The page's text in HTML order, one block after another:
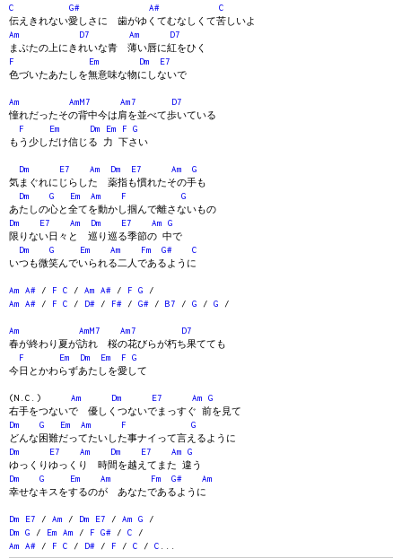
C
G# A#
C
伝えきれない愛しさに 歯がゆくてむなしくて苦しいよ
Am
D7 Am
D7
まぶたの上にきれいな青 薄い唇に紅をひく
F
Em Dm
E7
色づいたあたしを無意味な物にしないで
Am AmM7 Am7
D7
憧れだったその背中今は肩を並べて歩いている
F
Em Dm Em F
G
もう少しだけ信じる 力 下さい
Dm E7 Am Dm E7 Am
G
気まぐれにじらした 薬指も慣れたその手も
Dm
G Em Am F
G
あたしの心と全てを動かし掴んで離さないもの
Dm
E7 Am Dm E7 Am
G
限りない日々と 巡り巡る季節の 中で
Dm
G Em Am Fm G#
C
いつも微笑んでいられる二人であるように
Am A# / F C / Am A# / F G /
Am
A# / F C / D# / F# / G# / B7 / G / G /
Am AmM7 Am7
D7
春が終わり夏が訪れ 桜の花びらが朽ち果てても
F
Em Dm Em F
G
今日とかわらずあたしを愛して
(N.C.) Am Dm E7 Am
G
右手をつないで 優しくつないでまっすぐ 前を見て
Dm
G Em Am F
G
どんな困難だってたいした事ナイって言えるように
Dm
E7 Am Dm E7 Am
G
ゆっくりゆっくり 時間を越えてまた 違う
Dm
G Em Am Fm G#
Am
幸せなキスをするのが あなたであるように
Dm E7 / Am / Dm E7 / Am G /
Dm
G / Em Am / F G# / C /
Am
A# / F C / D# / F / C / C